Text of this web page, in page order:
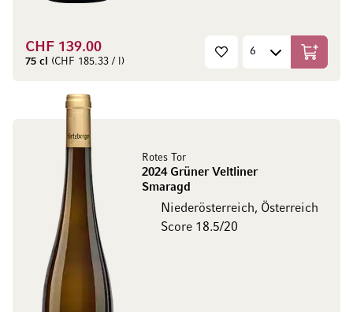
CHF 139.00
75 cl (CHF 185.33 / l) In den
Rotes Tor
2024 Grüner Veltliner
Smaragd
Niederösterreich, Österreich
Score 18.5/20